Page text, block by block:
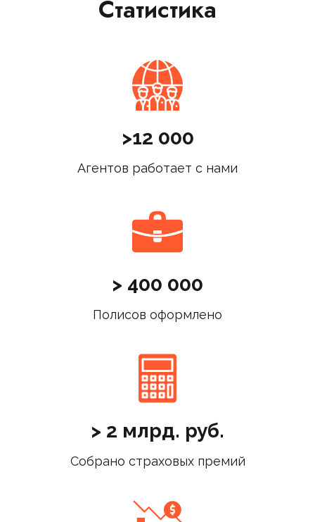
Статистика
>12 000
Агентов работает с нами
> 400 000
Полисов оформлено
> 2 млрд. руб.
Собрано страховых премий